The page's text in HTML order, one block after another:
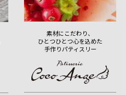
素材にこだわり、
ひとつひとつ心を込めた
手作りパティスリー